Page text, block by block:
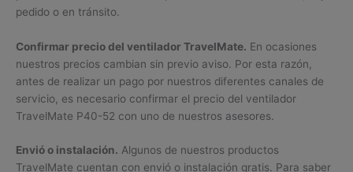
pedido o en tránsito.
Confirmar precio del ventilador TravelMate. En ocasiones
nuestros precios cambian sin previo aviso. Por esta razón,
antes de realizar un pago por nuestros diferentes canales de
servicio, es necesario confirmar el precio del ventilador
TravelMate P40-52 con uno de nuestros asesores.
Envió o instalación. Algunos de nuestros productos
TravelMate cuentan con envió o instalación gratis. Para saber